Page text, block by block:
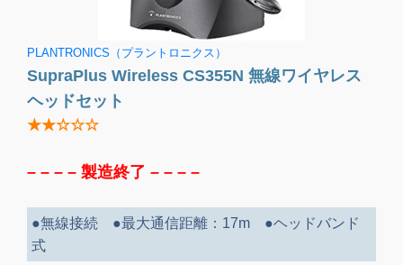
PLANTRONICS（プラントロニクス）
SupraPlus Wireless CS355N 無線ワイヤレス
ヘッドセット
★★☆☆☆
– – – – 製造終了 – – – –
●無線接続 ●最大通信距離：17m ●ヘッドバンド
式